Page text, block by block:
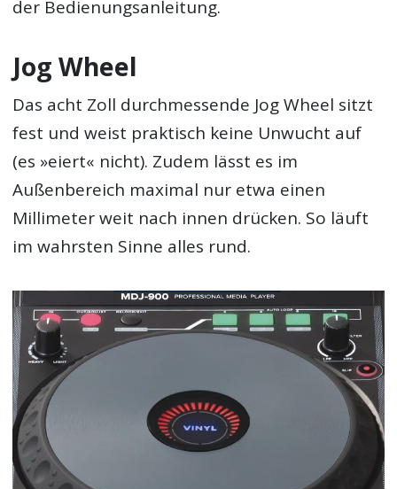
der Bedienungsanleitung.
Jog Wheel
Das acht Zoll durchmessende Jog Wheel sitzt
fest und weist praktisch keine Unwucht auf
(es »eiert« nicht). Zudem lässt es im
Außenbereich maximal nur etwa einen
Millimeter weit nach innen drücken. So läuft
im wahrsten Sinne alles rund.